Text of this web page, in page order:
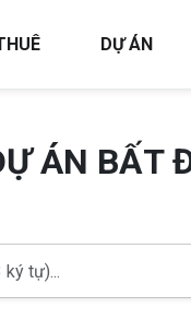
DỰ ÁN
ÁN BẤT